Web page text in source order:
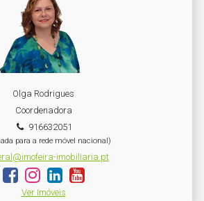
Olga Rodrigues
Coordenadora
916632051
para a rede móvel nacional)
imobiliaria.pt
Ver Imóveis